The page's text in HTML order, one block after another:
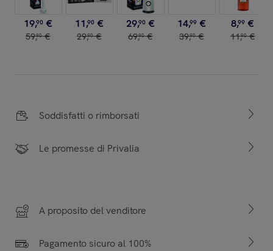
19,90 €
59,90 €
11,90 €
29,90 €
29,90 €
69,90 €
14,99 €
39,90 €
8,99 €
11,90 €
Soddisfatti o rimborsati
Le promesse di Privalia
A proposito del venditore
Pagamento sicuro al 100%